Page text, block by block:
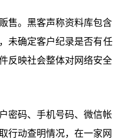
售。黑客声称资料库包含
未确定客户纪录是否有任
反映社会整体对网络安全
密码、手机号码、微信帐
行动查明情况，在一家网